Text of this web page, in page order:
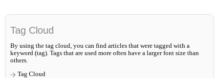
Tag Cloud
By using the tag cloud, you can find articles that were tagged with a
keyword (tag). Tags that are used more often have a larger font size than
others.
Tag Cloud